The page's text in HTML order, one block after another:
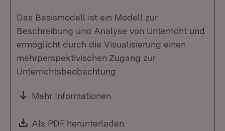
Das Basismodell ist ein Modell zur
Beschreibung und Analyse von Unterricht und
ermöglicht durch die Visualisierung einen
mehrperspektivischen Zugang zur
Unterrichtsbeobachtung.
Mehr Informationen
Download:
Als PDF herunterladen